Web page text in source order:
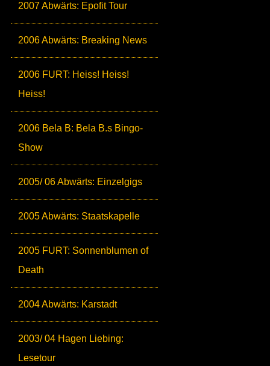
2007 Abwärts: Epofit Tour
2006 Abwärts: Breaking News
2006 FURT: Heiss! Heiss!
Heiss!
2006 Bela B: Bela B.s Bingo-
Show
2005/ 06 Abwärts: Einzelgigs
2005 Abwärts: Staatskapelle
2005 FURT: Sonnenblumen of
Death
2004 Abwärts: Karstadt
2003/ 04 Hagen Liebing:
Lesetour